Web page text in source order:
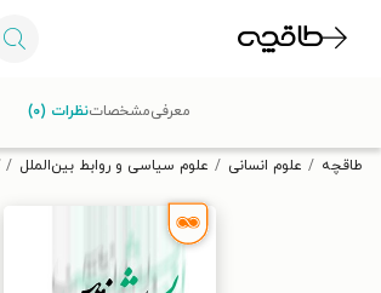
تخفیف از طاقچه دریافت کن.
طاقچه علوم انسانی علوم سیاسی و روابط بین‌الملل
معرفیمشخصاتنظرات (۰)